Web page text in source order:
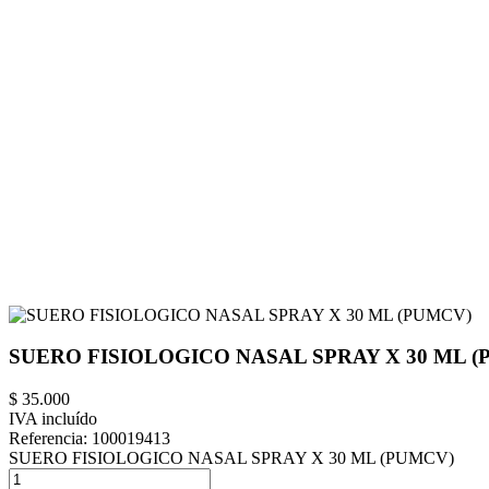
SUERO FISIOLOGICO NASAL SPRAY X 30 ML
$ 35.000
IVA incluído
Referencia: 100019413
SUERO FISIOLOGICO NASAL SPRAY X 30 ML (PUMCV)